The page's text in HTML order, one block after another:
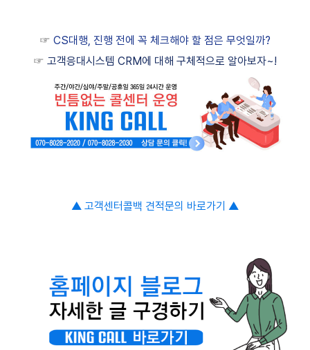
☞ CS대행, 진행 전에 꼭 체크해야 할 점은 무엇일까?
☞ 고객응대시스템 CRM에 대해 구체적으로 알아보자~!
▲ 고객센터콜백 견적문의 바로가기 ▲